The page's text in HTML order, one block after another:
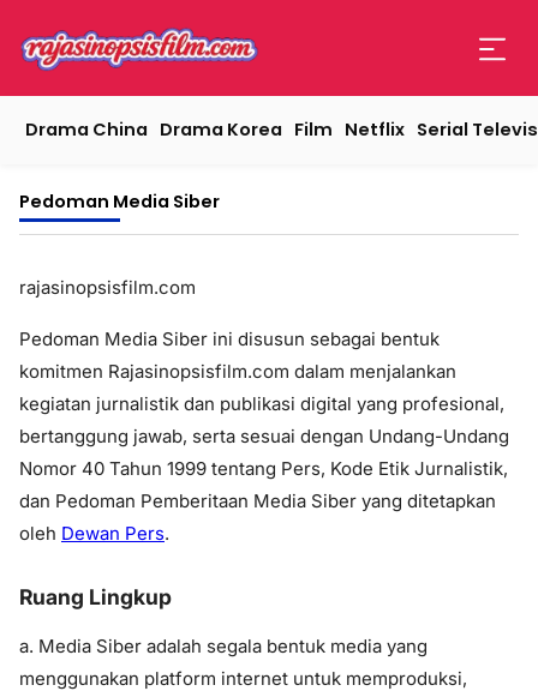
Drama China Drama Korea Film Netflix Serial
Pedoman Media Siber
rajasinopsisfilm.com
Pedoman Media Siber ini disusun sebagai bentuk
komitmen Rajasinopsisfilm.com dalam menjalankan
kegiatan jurnalistik dan publikasi digital yang profesional,
bertanggung jawab, serta sesuai dengan Undang-Undang
Nomor 40 Tahun 1999 tentang Pers, Kode Etik Jurnalistik,
dan Pedoman Pemberitaan Media Siber yang ditetapkan
oleh Dewan Pers.
Ruang Lingkup
a. Media Siber adalah segala bentuk media yang
menggunakan platform internet untuk memproduksi,